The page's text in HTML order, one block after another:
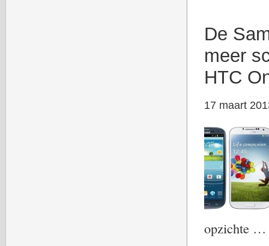
De
meer
HTC
17 maart
opzichte …